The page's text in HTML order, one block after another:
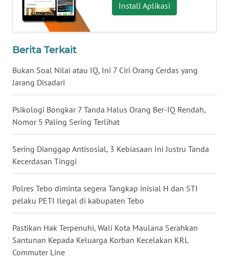
Install Aplikasi
Berita Terkait
Bukan Soal Nilai atau IQ, Ini 7 Ciri Orang Cerdas yang
Jarang Disadari
Psikologi Bongkar 7 Tanda Halus Orang Ber-IQ Rendah,
Nomor 5 Paling Sering Terlihat
Sering Dianggap Antisosial, 3 Kebiasaan Ini Justru Tanda
Kecerdasan Tinggi
Polres Tebo diminta segera Tangkap inisial H dan STI
pelaku PETI Ilegal di kabupaten Tebo
Pastikan Hak Terpenuhi, Wali Kota Maulana Serahkan
Santunan Kepada Keluarga Korban Kecelakan KRL
Commuter Line
WN
SULBAR
WN
WN
SUMBAR
WN
SUMSEL
WN
BENGKULU
WN
LAMPUNG
WN
JATENG